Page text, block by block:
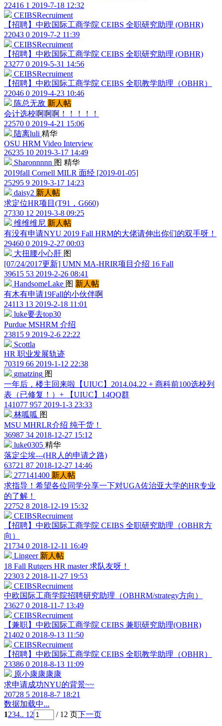
22416 1 2019-7-18 12:32
CEIBSRecruiment
【招聘】中欧国际工商学院 CEIBS 全职研究助理 (OBHR)
22043 0 2019-7-2 11:39
CEIBSRecruiment
【招聘】中欧国际工商学院 CEIBS 全职研究助理 (OBHR)
23277 0 2019-5-31 14:56
CEIBSRecruiment
【招聘】中欧国际工商学院 CEIBS 全职教学助理（OBHR）
22046 0 2019-4-23 10:46
陈总无敌 新人帖
会计选校啊啊啊！！！！！
22570 0 2019-4-21 15:06
陆离luli 精华
OSU HRM Video Interview
26235 10 2019-3-17 14:49
Sharonnnnn 图 精华
2019fall Cornell MILR 面经 [2019-01-05]
25295 9 2019-3-17 14:23
daisy2 新人帖
求定位HR项目(T91，G660)
27330 12 2019-3-8 09:25
维维维尼 新人帖
有没有申请NYU 2019 Fall HRM的大佬请伸出你们的双手呀！
29460 0 2019-2-27 00:03
大扭腰小心肝 图
[07/24/2017更新] UMN MA-HRIR项目介绍 16 Fall
39615 53 2019-2-26 08:41
HandsomeLake 图 新人帖
有木有申请19Fall的小伙伴啊
24113 13 2019-2-18 11:01
luke要去top30
Purdue MSHRM 介绍
23815 9 2019-2-6 22:22
Scottla
HR 职业发展轨迹
70319 66 2019-1-12 22:38
gmatzing 图
一年后，楼主回来啦【UIUC】2014.04.22 + 商科前100选校列
表（已修复！）+ 【UIUC】14QQ群
141077 957 2019-1-3 23:33
林呱呱 图
MSU MHRLR介绍 纯干货！
36987 34 2018-12-27 15:12
luke0305 精华
落定尘埃---(HR人的申请之路)
63721 87 2018-12-27 14:46
277141400 新人帖
求指导！希望各位同学分享一下对UGA佐治亚大学的HR专业
的了解！
22752 8 2018-12-19 15:32
CEIBSRecruiment
【招聘】中欧国际工商学院 CEIBS 全职研究助理（OBHR方
向）
21734 0 2018-12-11 16:49
Lingeer 新人帖
18 Fall Rutgers HR master 求队友呀！
22303 2 2018-11-27 19:53
CEIBSRecruiment
中欧国际工商学院招聘研究助理（OBHRM/strategy方向）
23627 0 2018-11-7 13:49
CEIBSRecruiment
【兼职】中欧国际工商学院 CEIBS 兼职研究助理(OBHR)
21402 0 2018-9-13 11:50
CEIBSRecruiment
【招聘】中欧国际工商学院 CEIBS 全职教学助理（OBHR）
23386 0 2018-8-13 11:09
原小康康康康
求申请成功NYU的背景~~
20728 5 2018-8-7 18:21
数据加载中...
1234.. 12 / 12 页下一页